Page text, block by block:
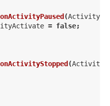
onActivityPaused (Activity
= false;
onActivityStopped (Activity